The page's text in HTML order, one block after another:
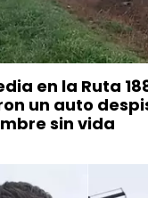
en la Ruta
un auto
sin vida